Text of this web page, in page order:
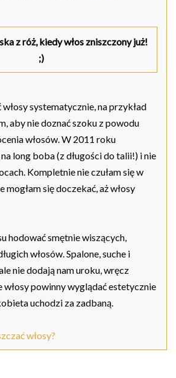
z róż, kiedy włos zniszczony już!
;)
systematycznie, na przykład
aby nie doznać szoku z powodu
włosów. W 2011 roku
long boba (z długości do talii!) i nie
Kompletnie nie czułam się w
mogłam się doczekać, aż włosy
hodować smętnie wiszących,
włosów. Spalone, suche i
nie dodają nam uroku, wręcz
włosy powinny wyglądać estetycznie
uchodzi za zadbaną.
włosy?